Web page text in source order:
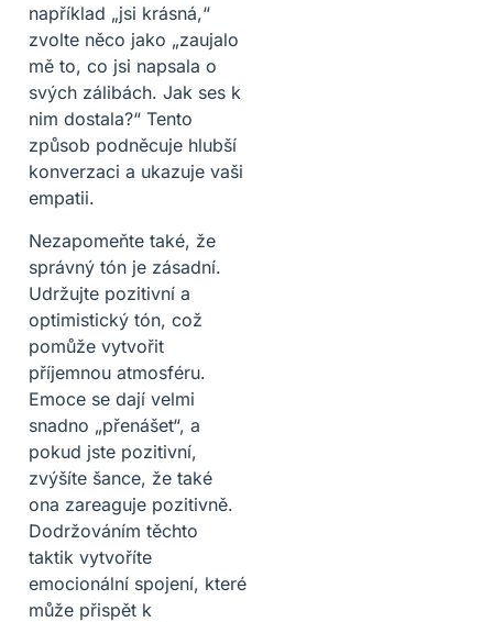
například „jsi krásná,“
zvolte něco jako „zaujalo
mě to, co jsi napsala o
svých zálibách. Jak ses k
nim dostala?“ Tento
způsob podněcuje hlubší
konverzaci a ukazuje vaši
empatii.
Nezapomeňte také, že
správný tón je zásadní.
Udržujte pozitivní a
optimistický tón, což
pomůže vytvořit
příjemnou atmosféru.
Emoce se dají velmi
snadno „přenášet“, a
pokud jste pozitivní,
zvýšíte šance, že také
ona zareaguje pozitivně.
Dodržováním těchto
taktik vytvoříte
emocionální spojení, které
může přispět k